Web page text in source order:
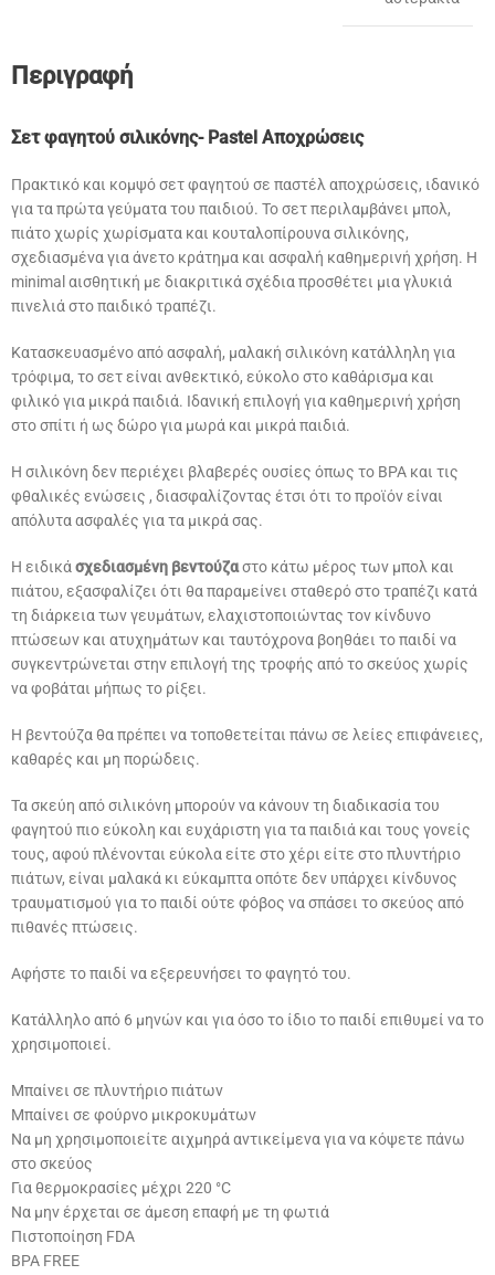
Περιγραφή
Σετ φαγητού σιλικόνης- Pastel Αποχρώσεις
Πρακτικό και κομψό σετ φαγητού σε παστέλ αποχρώσεις, ιδανικό
για τα πρώτα γεύματα του παιδιού. Το σετ περιλαμβάνει μπολ,
πιάτο χωρίς χωρίσματα και κουταλοπίρουνα σιλικόνης,
σχεδιασμένα για άνετο κράτημα και ασφαλή καθημερινή χρήση. Η
minimal αισθητική με διακριτικά σχέδια προσθέτει μια γλυκιά
πινελιά στο παιδικό τραπέζι.
Κατασκευασμένο από ασφαλή, μαλακή σιλικόνη κατάλληλη για
τρόφιμα, το σετ είναι ανθεκτικό, εύκολο στο καθάρισμα και
φιλικό για μικρά παιδιά. Ιδανική επιλογή για καθημερινή χρήση
στο σπίτι ή ως δώρο για μωρά και μικρά παιδιά.
Η σιλικόνη δεν περιέχει βλαβερές ουσίες όπως το BPA και τις
φθαλικές ενώσεις , διασφαλίζοντας έτσι ότι το προϊόν είναι
απόλυτα ασφαλές για τα μικρά σας.
Η ειδικά σχεδιασμένη βεντούζαστο κάτω μέρος των μπολ και
πιάτου, εξασφαλίζει ότι θα παραμείνει σταθερό στο τραπέζι κατά
τη διάρκεια των γευμάτων, ελαχιστοποιώντας τον κίνδυνο
πτώσεων και ατυχημάτων και ταυτόχρονα βοηθάει το παιδί να
συγκεντρώνεται στην επιλογή της τροφής από το σκεύος χωρίς
να φοβάται μήπως το ρίξει.
Η βεντούζα θα πρέπει να τοποθετείται πάνω σε λείες επιφάνειες,
καθαρές και μη πορώδεις.
Τα σκεύη από σιλικόνη μπορούν να κάνουν τη διαδικασία του
φαγητού πιο εύκολη και ευχάριστη για τα παιδιά και τους γονείς
τους, αφού πλένονται εύκολα είτε στο χέρι είτε στο πλυντήριο
πιάτων, είναι μαλακά κι εύκαμπτα οπότε δεν υπάρχει κίνδυνος
τραυματισμού για το παιδί ούτε φόβος να σπάσει το σκεύος από
πιθανές πτώσεις.
Αφήστε το παιδί να εξερευνήσει το φαγητό του.
Κατάλληλο από 6 μηνών και για όσο το ίδιο το παιδί επιθυμεί να το
χρησιμοποιεί.
Μπαίνει σε πλυντήριο πιάτων
Μπαίνει σε φούρνο μικροκυμάτων
Να μη χρησιμοποιείτε αιχμηρά αντικείμενα για να κόψετε πάνω
στο σκεύος
Για θερμοκρασίες μέχρι 220 °C
Να μην έρχεται σε άμεση επαφή με τη φωτιά
Πιστοποίηση FDA
BPA FREE